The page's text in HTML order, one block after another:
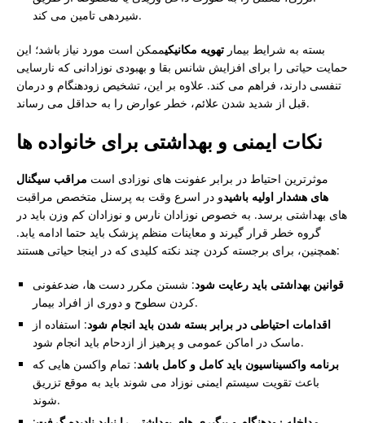
شیردهی تامین می کند.
بسته به شرایط بیمار تهویه مکانیکیممکن است مورد نیاز باشد؛ این
حمایت حیاتی را برای افزایش شانس بقا و بهبودی نوزادانی که نارسایی
تنفسی دارند، فراهم می کند. علاوه بر این، تشخیص زودهنگام و درمان
قبل از شدید شدن علائم، خطر عوارض را به حداقل می رساند.
نکات ایمنی و بهداشتی برای خانواده ها
موثرترین احتیاط در برابر عفونت های نوزادی است مراقب سیگنال
های هشدار اولیه باشیدو در اسرع وقت به پرسنل متخصص مراقبت
های بهداشتی برسد. به خصوص نوزادان نارس و نوزادان کم وزن باید در
گروه خطر قرار گیرند و معاینات منظم پزشک باید حتما ادامه یابد.
همچنین، برای برجسته کردن چند نکته کلیدی که در اینجا حیاتی هستند:
قوانین بهداشتی باید رعایت شود: شستن مکرر دست ها، ضدعفونی
کردن سطوح و دوری از افراد بیمار.
اقدامات احتیاطی در برابر بسته شدن باید انجام شود: استفاده از
ماسک در اماکن عمومی و پرهیز از ازدحام باید انجام شود.
برنامه واکسیناسیون باید کامل و کامل باشد: تمام واکسن هایی که
باعث تقویت سیستم ایمنی نوزاد می شوند باید به موقع تزریق
شوند.